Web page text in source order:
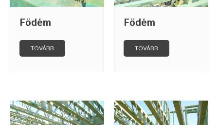
Födém
TOVÁBB
Födém
TOVÁBB